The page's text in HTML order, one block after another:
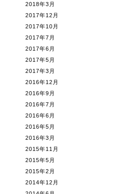
2018年3月
2017年12月
2017年10月
2017年7月
2017年6月
2017年5月
2017年3月
2016年12月
2016年9月
2016年7月
2016年6月
2016年5月
2016年3月
2015年11月
2015年5月
2015年2月
2014年12月